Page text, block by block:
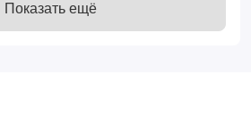
Показать ещё